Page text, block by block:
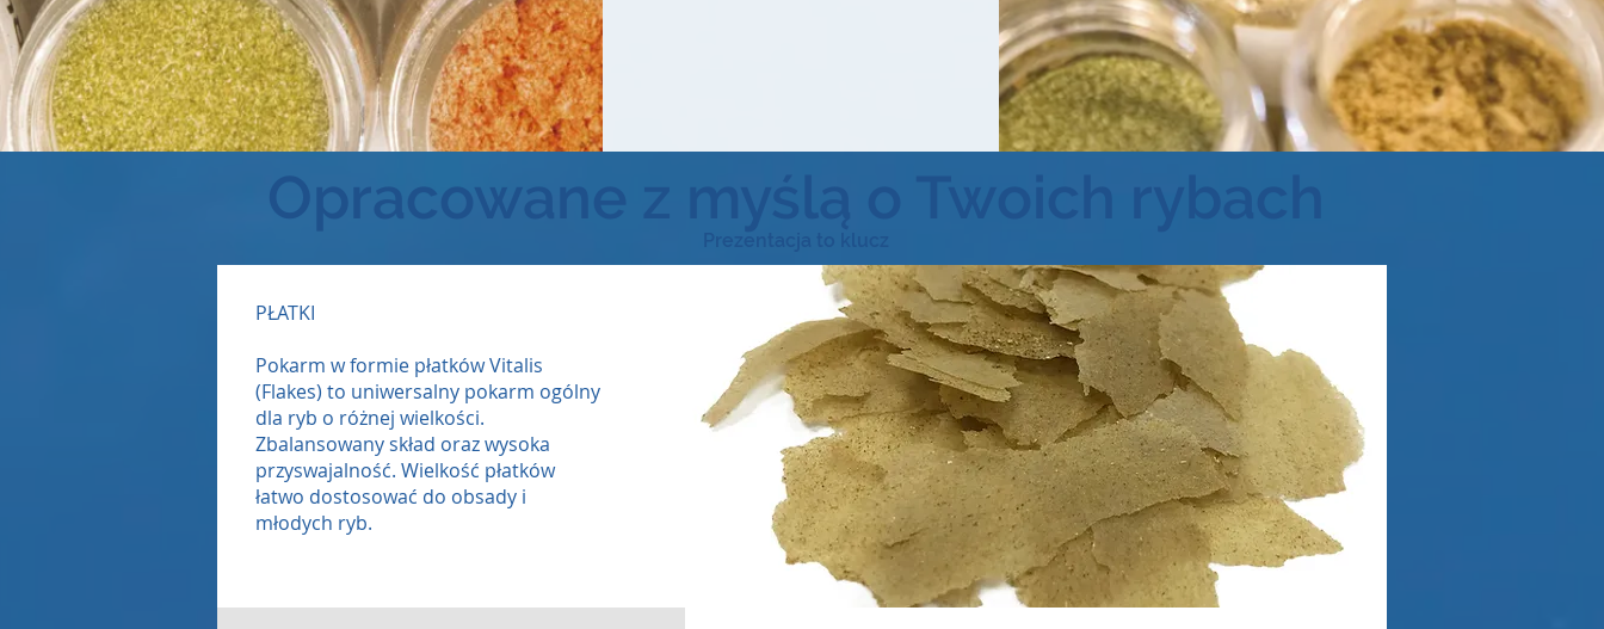
Opracowane z myślą o Twoich rybach
PŁATKI
Pokarm w formie płatków Vitalis
(Flakes) to uniwersalny pokarm ogólny
dla ryb o różnej wielkości.
Zbalansowany skład oraz wysoka
przyswajalność. Wielkość płatków
łatwo dostosować do obsady i
młodych ryb.